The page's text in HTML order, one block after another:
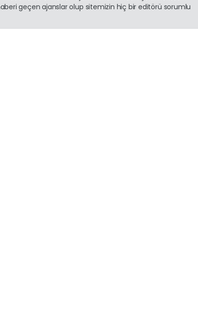
geçen ajanslar olup sitemizin hiç bir editörü sorumlu